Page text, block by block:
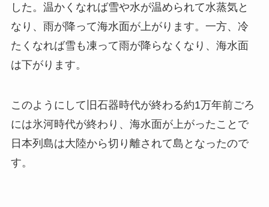
した。温かくなれば雪や水が温められて水蒸気と
なり、雨が降って海水面が上がります。一方、冷
たくなれば雪も凍って雨が降らなくなり、海水面
は下がります。
このようにして旧石器時代が終わる約1万年前ごろ
には氷河時代が終わり、海水面が上がったことで
日本列島は大陸から切り離されて島となったので
す。